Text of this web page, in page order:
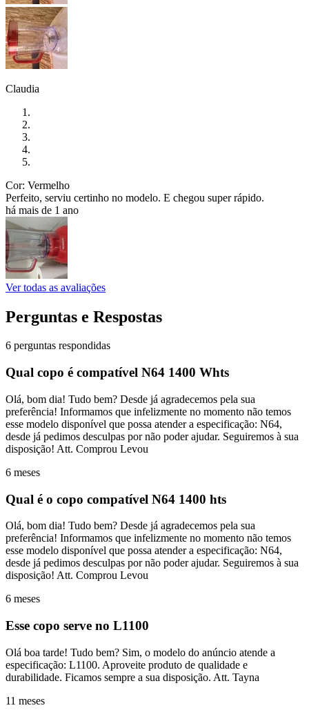
Claudia
Cor: Vermelho
Perfeito, serviu certinho no modelo. E chegou super rápido.
há mais de 1 ano
Ver todas as avaliações
Perguntas e Respostas
6 perguntas respondidas
Qual copo é compatível N64 1400 Whts
Olá, bom dia! Tudo bem? Desde já agradecemos pela sua
preferência! Informamos que infelizmente no momento não temos
esse modelo disponível que possa atender a especificação: N64,
desde já pedimos desculpas por não poder ajudar. Seguiremos à sua
disposição! Att. Comprou Levou
6 meses
Qual é o copo compatível N64 1400 hts
Olá, bom dia! Tudo bem? Desde já agradecemos pela sua
preferência! Informamos que infelizmente no momento não temos
esse modelo disponível que possa atender a especificação: N64,
desde já pedimos desculpas por não poder ajudar. Seguiremos à sua
disposição! Att. Comprou Levou
6 meses
Esse copo serve no L1100
Olá boa tarde! Tudo bem? Sim, o modelo do anúncio atende a
especificação: L1100. Aproveite produto de qualidade e
durabilidade. Ficamos sempre a sua disposição. Att. Tayna
11 meses